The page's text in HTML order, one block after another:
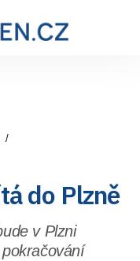
do Plzně
v Plzni